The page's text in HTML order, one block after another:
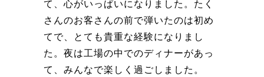
て、心がいっぱいになりました。たく
さんのお客さんの前で弾いたのは初め
てで、とても貴重な経験になりまし
た。夜は工場の中でのディナーがあっ
て、みんなで楽しく過ごしました。